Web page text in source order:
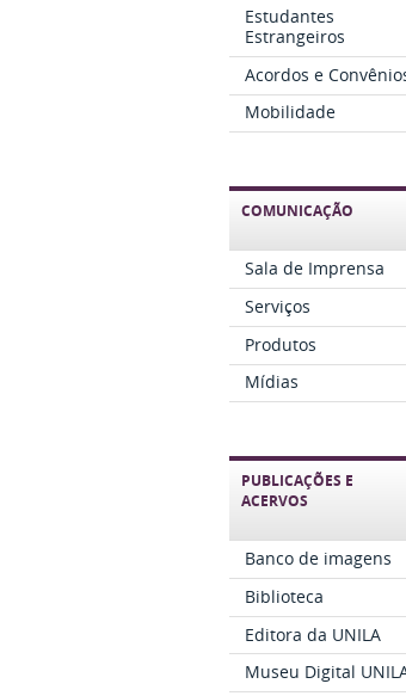
Estudantes
Estrangeiros
Acordos e
Mobilidade
COMUNICAÇÃO
Sala de Imprensa
Serviços
Produtos
Mídias
PUBLICAÇÕES E
ACERVOS
Banco de imagens
Biblioteca
Editora da UNILA
Museu Digital